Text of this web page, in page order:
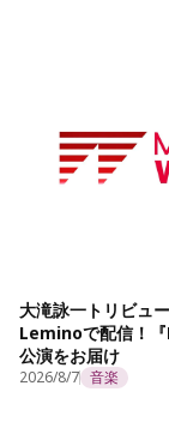
大滝詠一トリビュ
Leminoで配信！『
公演をお届け
2026/8/7 音楽